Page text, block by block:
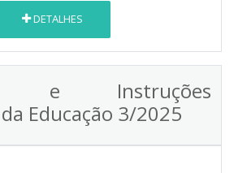
DETALHES
e Instruções
Educação 3/2025